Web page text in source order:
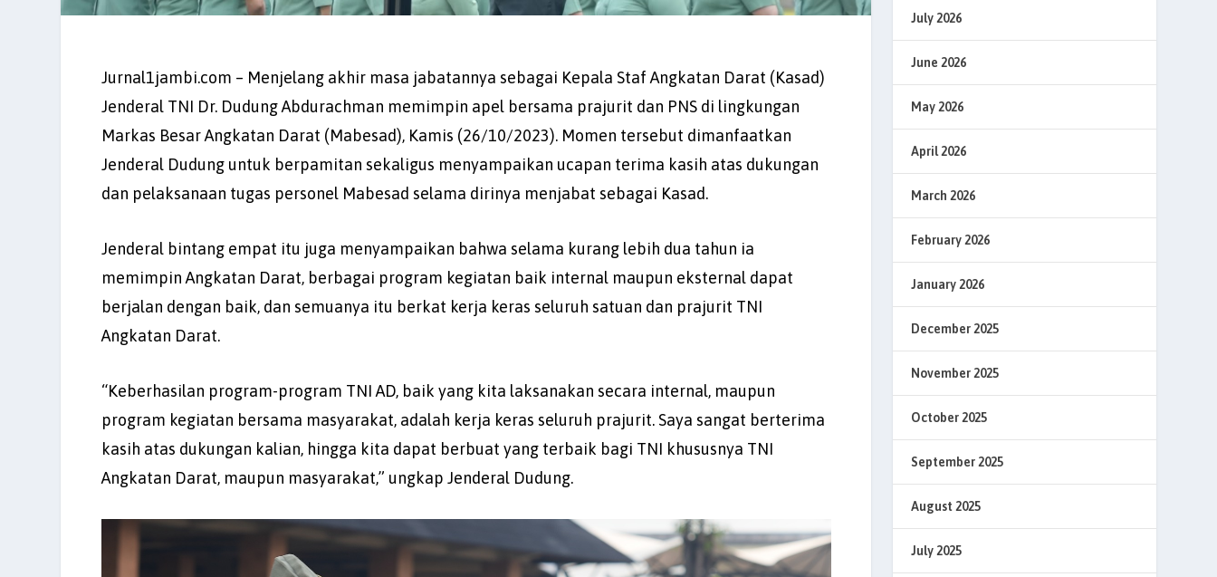
Jurnal1jambi.com – Menjelang akhir masa jabatannya sebagai Kepala Staf Angkatan Darat (Kasad)
Jenderal TNI Dr. Dudung Abdurachman memimpin apel bersama prajurit dan PNS di lingkungan
Markas Besar Angkatan Darat (Mabesad), Kamis (26/10/2023). Momen tersebut dimanfaatkan
Jenderal Dudung untuk berpamitan sekaligus menyampaikan ucapan terima kasih atas dukungan
dan pelaksanaan tugas personel Mabesad selama dirinya menjabat sebagai Kasad.
Jenderal bintang empat itu juga menyampaikan bahwa selama kurang lebih dua tahun ia
memimpin Angkatan Darat, berbagai program kegiatan baik internal maupun eksternal dapat
berjalan dengan baik, dan semuanya itu berkat kerja keras seluruh satuan dan prajurit TNI
Angkatan Darat.
“Keberhasilan program-program TNI AD, baik yang kita laksanakan secara internal, maupun
program kegiatan bersama masyarakat, adalah kerja keras seluruh prajurit. Saya sangat berterima
kasih atas dukungan kalian, hingga kita dapat berbuat yang terbaik bagi TNI khususnya TNI
Angkatan Darat, maupun masyarakat,” ungkap Jenderal Dudung.
July 2026
June 2026
May 2026
April 2026
March 2026
February 2026
January 2026
December 2025
November 2025
October 2025
September 2025
August 2025
July 2025